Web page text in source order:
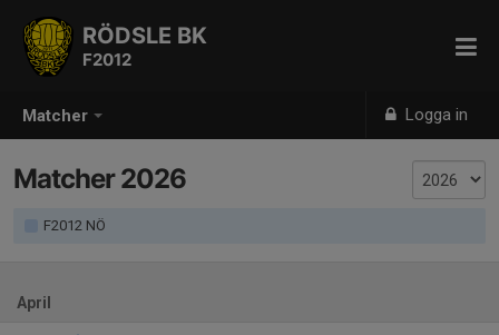
Matcher Logga in
RÖDSLE BK
F2012
Matcher 2026
F2012 NÖ
April